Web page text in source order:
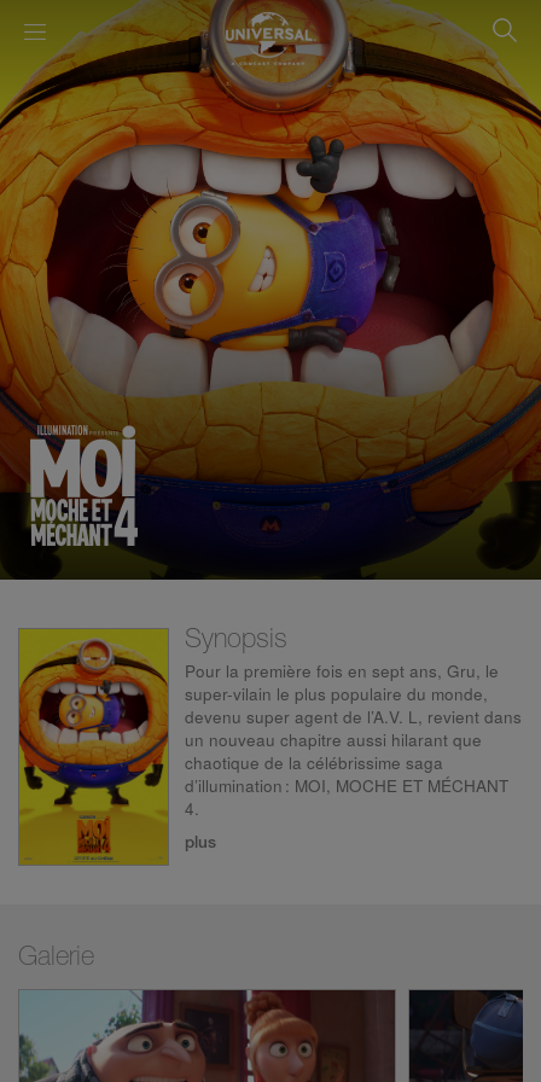
Synopsis
Pour la première fois en sept ans, Gru, le
super-vilain le plus populaire du monde,
devenu super agent de l’A.V. L, revient dans
un nouveau chapitre aussi hilarant que
chaotique de la célébrissime saga
d’illumination : MOI, MOCHE ET MÉCHANT
4.
Après le succès des MINIONS 2 : IL ÉTAIT
accueillent le petit dernier de la famille, Gru
Junior, qui semble n’avoir qu’une passion :
faire tourner son père en bourrique.
plus
Galerie